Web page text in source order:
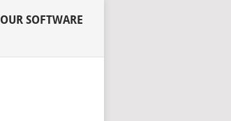
OUR SOFTWARE